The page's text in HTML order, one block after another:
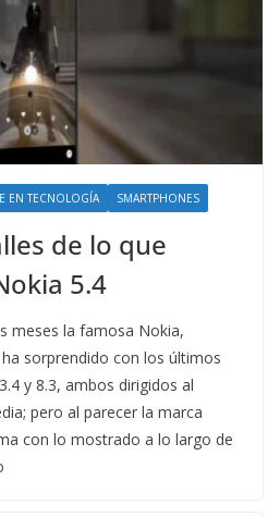
EN TECNOLOGÍA SMARTPHONES
de lo que
5.4
meses la famosa Nokia,
sorprendido con los últimos
y 8.3, ambos dirigidos al
pero al parecer la marca
con lo mostrado a lo largo de